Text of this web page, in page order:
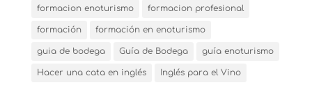
formacion enoturismo formacion profesional
formación formación en enoturismo
guia de bodega Guía de Bodega guía enoturismo
Hacer una cata en inglés Inglés para el Vino